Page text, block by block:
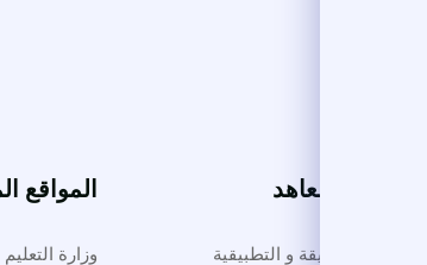
الكليات والمعاهد
كلية العلوم الدقيقة و التطبيقية
المواقع
وزارة